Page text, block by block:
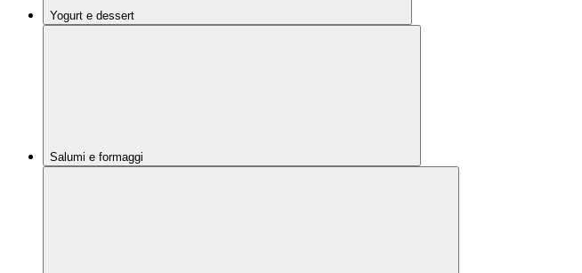
Yogurt e dessert
Salumi e formaggi